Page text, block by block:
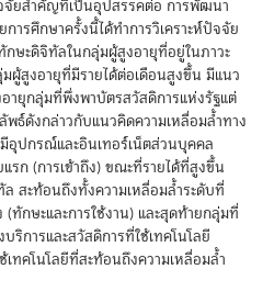
จัยสำคัญที่เป็นอุปสรรคต่อ การพัฒนา
ารศึกษาครั้งนี้ได้ทำการวิเคราะห์ปัจจัย
ษะดิจิทัลในกลุ่มผู้สูงอายุที่อยู่ในภาวะ
ผู้สูงอายุที่มีรายได้ต่อเดือนสูงขึ้น มีแนว
ายุกลุ่มที่พึ่งพาบัตรสวัสดิการแห่งรัฐแต่
พธ์ดังกล่าวกับแนวคิดความเหลื่อมล้ำทาง
อุปกรณ์และอินเทอร์เน็ตส่วนบุคคล
รก (การเข้าถึง) ขณะที่รายได้ที่สูงขึ้น
สะท้อนถึงทั้งความเหลื่อมล้ำระดับที่
ทักษะและการใช้งาน) และสุดท้ายกลุ่มที่
ริการและสวัสดิการที่ใช้เทคโนโลยี
ทคโนโลยีที่สะท้อนถึงความเหลื่อมล้ำ